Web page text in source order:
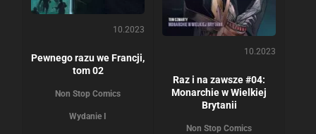
10.2023
Pewnego razu we Francji,
tom 02
Non Stop Comics
Wydanie I
10.2023
Raz i na zawsze #04:
Monarchie w Wielkiej
Brytanii
Non Stop Comics